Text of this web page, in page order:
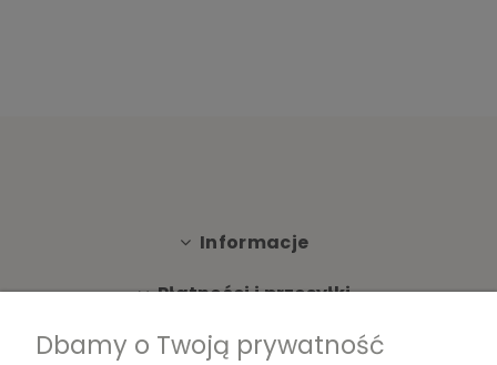
Informacje
Płatności i przesyłki
Moje konto
Dbamy o Twoją prywatność